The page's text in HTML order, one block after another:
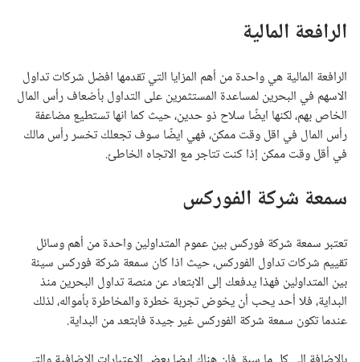
الرافعة المالية
الرافعة المالية هي واحدة من أهم المزايا التي تقدمها افضل شركات تداول
الاسهم في البحرين لمساعدة المستثمرين على التداول بأضعاف رأس المال
الخاص بهم، لكنها ايضًا سلاح ذو حدين، حيث كما انها تستطيع مضاعفة
رأس المال في اقل وقت ممكن، فهي ايضًا سوف تجعلك تخسر رأس مالك
في أقل وقت ممكن إذا كنت تتاجر مع الاتجاه الخاطئ.
سمعة شركة الفوركس
تعتبر سمعة شركة فوركس بين عموم المتداولين واحدة من أهم وسائل
تقييم شركات تداول الفوركس، حيث اذا كان سمعة شركة فوركس سيئة
بين المتداولين فهذا يدفعك إلى الابتعاد عن منصة تداول البحرين منذ
البداية، فلا أحد يحب أن يخوض تجربة خطرة والمخاطرة بأمواله، لذلك
عندما تكون سمعة شركة الفوركس غير جيدة فابتعد من البداية.